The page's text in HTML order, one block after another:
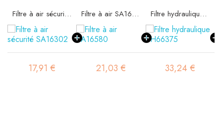
Filtre à air sécurité SA16302
17,91 €
Filtre à air SA16580
21,03 €
Filtre hydraulique SH66375
33,24 €